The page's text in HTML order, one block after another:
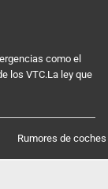
como el
los VTC.La ley que
Rumores de coches